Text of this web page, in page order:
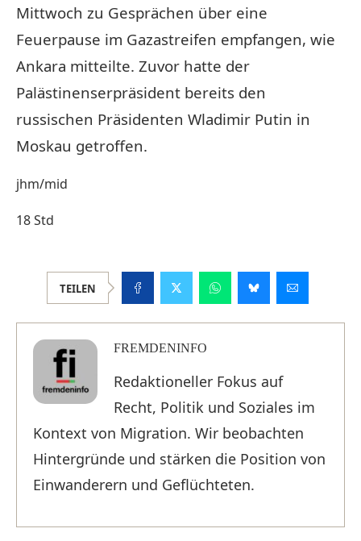
Mittwoch zu Gesprächen über eine
Feuerpause im Gazastreifen empfangen, wie
Ankara mitteilte. Zuvor hatte der
Palästinenserpräsident bereits den
russischen Präsidenten Wladimir Putin in
Moskau getroffen.
jhm/mid
18 Std
TEILEN
FREMDENINFO
Redaktioneller Fokus auf
Recht, Politik und Soziales im
Kontext von Migration. Wir beobachten
Hintergründe und stärken die Position von
Einwanderern und Geflüchteten.